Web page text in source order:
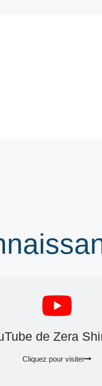
de Zera
Cliquez pour visiter